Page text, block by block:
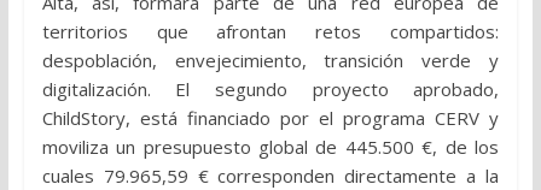
territorios que afrontan retos compartidos:
despoblación, envejecimiento, transición verde y
digitalización. El segundo proyecto aprobado,
ChildStory, está financiado por el programa CERV y
moviliza un presupuesto global de 445.500 €, de los
cuales 79.965,59 € corresponden directamente a la